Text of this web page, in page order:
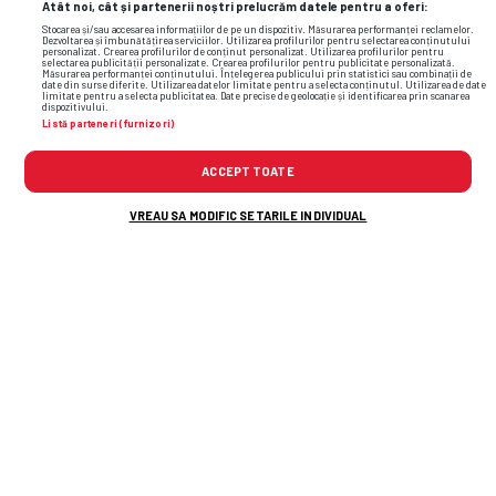
Atât noi, cât și partenerii noștri prelucrăm datele pentru a oferi:
Stocarea și/sau accesarea informațiilor de pe un dispozitiv. Măsurarea performanței reclamelor.
Dezvoltarea și îmbunătățirea serviciilor. Utilizarea profilurilor pentru selectarea conținutului
personalizat. Crearea profilurilor de conținut personalizat. Utilizarea profilurilor pentru
selectarea publicității personalizate. Crearea profilurilor pentru publicitate personalizată.
Măsurarea performanței conținutului. Înțelegerea publicului prin statistici sau combinații de
date din surse diferite. Utilizarea datelor limitate pentru a selecta conținutul. Utilizarea de date
limitate pentru a selecta publicitatea. Date precise de geolocație și identificarea prin scanarea
dispozitivului.
Listă parteneri (furnizori)
ACCEPT TOATE
VREAU SA MODIFIC SETARILE INDIVIDUAL